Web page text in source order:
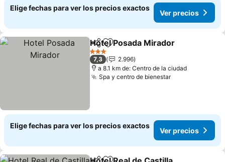
Elige fechas para ver los precios exactos
Ver precios
CompartirAgregar a favoritos
Hotel Posada Mirador
3 Estrellas
7,3
2.996
a 8.1 km de: Centro de la ciudad
Spa y centro de bienestarVer precios
Elige fechas para ver los precios exactos
Ver precios